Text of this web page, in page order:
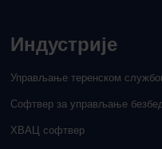
Индустрије
Управљање теренском
Софтвер за управљање
ХВАЦ софтвер